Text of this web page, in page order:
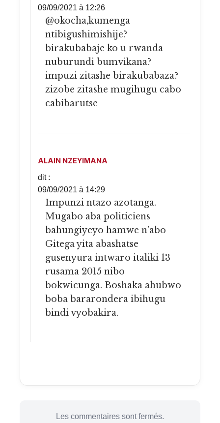
09/09/2021 à 12:26
@okocha,kumenga
ntibigushimishije?
birakubabaje ko u rwanda
nuburundi bumvikana?
impuzi zitashe birakubabaza?
zizobe zitashe mugihugu cabo
cabibarutse
ALAIN NZEYIMANA
dit :
09/09/2021 à 14:29
Impunzi ntazo azotanga.
Mugabo aba politiciens
bahungiyeyo hamwe n’abo
Gitega yita abashatse
gusenyura intwaro italiki 13
rusama 2015 nibo
bokwicunga. Boshaka ahubwo
boba bararondera ibihugu
bindi vyobakira.
Les commentaires sont fermés.